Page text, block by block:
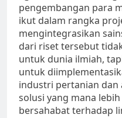
pengembangan para
ikut dalam rangka
mengintegrasikan
dari riset tersebut
untuk dunia ilmiah,
untuk
industri pertanian
solusi yang mana
bersahabat terhadap